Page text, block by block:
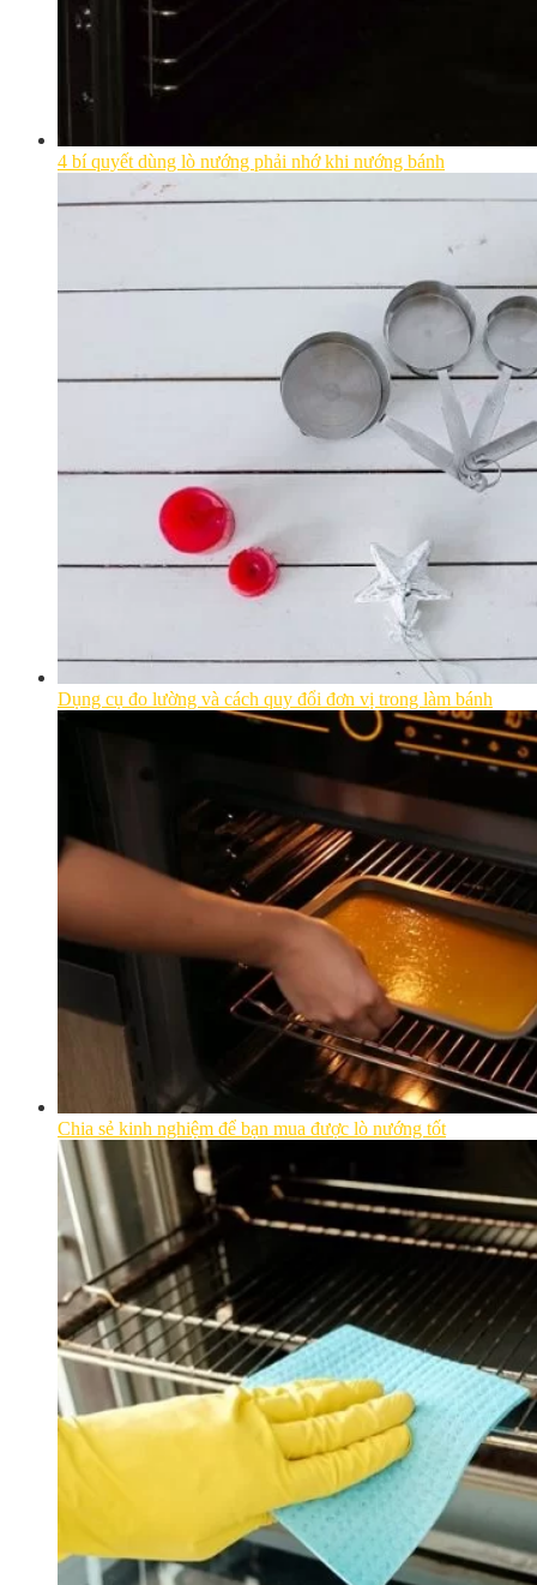
4 bí quyết dùng lò nướng phải nhớ khi nướng bánh
Dụng cụ đo lường và cách quy đổi đơn vị trong làm bánh
Chia sẻ kinh nghiệm để bạn mua được lò nướng tốt